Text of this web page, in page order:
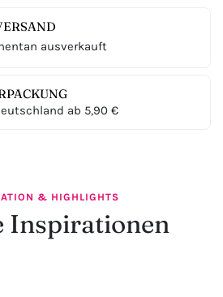
ausverkauft
ab 5,90 €
& HIGHLIGHTS
Inspirationen